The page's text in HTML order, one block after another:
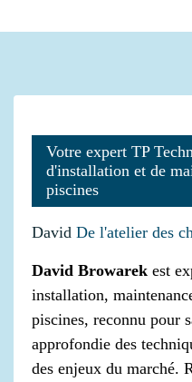
Votre expert TP
d'installation et de
piscines
David De l'atelier des
David Browarek est
installation,
piscines, reconnu pour
approfondie des
des enjeux du marché.